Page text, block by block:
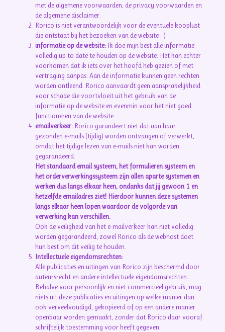
met de algemene voorwaarden, de privacy voorwaarden en
de algemene disclaimer.
Rorico is niet verantwoordelijk voor de eventuele kooplust
die ontstaat bij het bezoeken van de website ;-)
informatie op de website:Ik doe mijn best alle informatie
volledig up to date te houden op de website. Het kan echter
voorkomen dat ik iets over het hoofd heb gezien of met
vertraging aanpas. Aan de informatie kunnen geen rechten
worden ontleend. Rorico aanvaardt geen aansprakelijkheid
voor schade die voortvloeit uit het gebruik van de
informatie op de website en evenmin voor het niet goed
functioneren van de website.
emailverkeer:Rorico garandeert niet dat aan haar
gezonden e-mails (tijdig) worden ontvangen of verwerkt,
omdat het tijdige lezen van e-mails niet kan worden
gegarandeerd.
Het standaard email systeem, het formulieren systeem en
het orderverwerkingssysteem zijn allen aparte systemen en
werken dus langs elkaar heen, ondanks dat jij gewoon 1 en
hetzelfde emailadres ziet! Hierdoor kunnen deze systemen
langs elkaar heen lopen waardoor de volgorde van
verwerking kan verschillen.
Ook de veiligheid van het e-mailverkeer kan niet volledig
worden gegarandeerd, zowel Rorico als de webhost doet
hun best om dit veilig te houden.
Intellectuele eigendomsrechten:
Alle publicaties en uitingen van Rorico zijn beschermd door
auteursrecht en andere intellectuele eigendomsrechten.
Behalve voor persoonlijk en niet commercieel gebruik, mag
niets uit deze publicaties en uitingen op welke manier dan
ook verveelvoudigd, gekopieerd of op een andere manier
openbaar worden gemaakt, zonder dat Rorico daar vooraf
schriftelijk toestemming voor heeft gegeven.